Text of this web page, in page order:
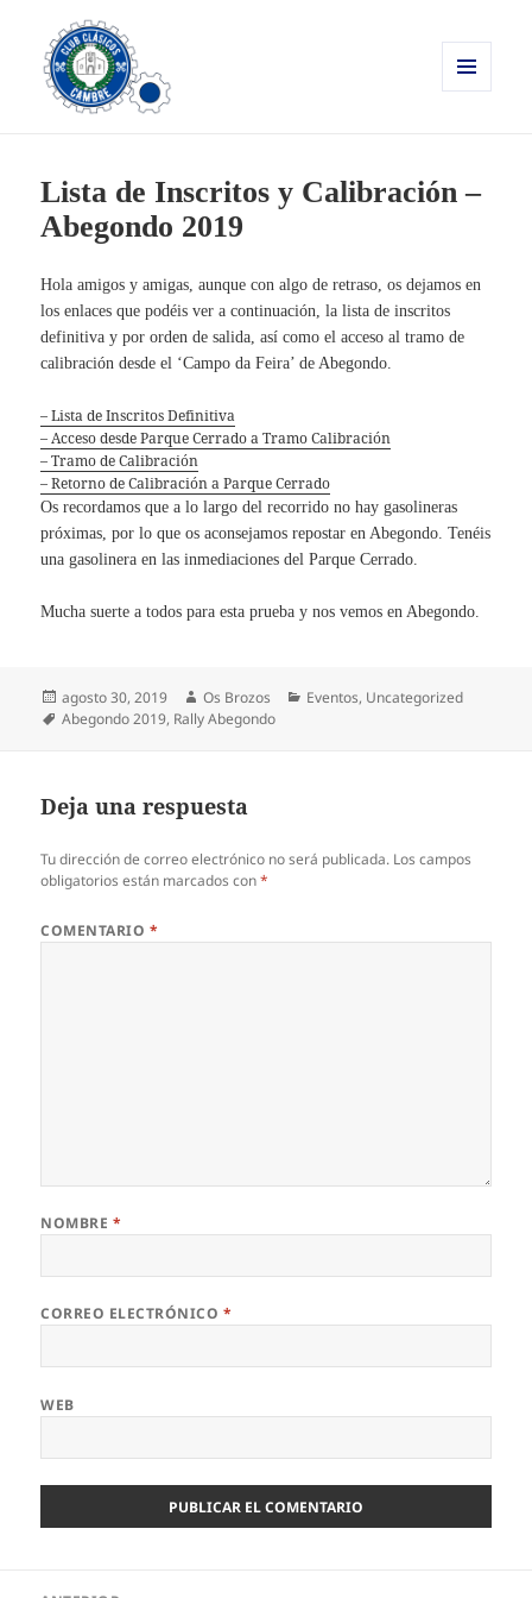
Lista de Inscritos y Calibración –
Abegondo 2019
Hola amigos y amigas, aunque con algo de retraso, os dejamos en
los enlaces que podéis ver a continuación, la lista de inscritos
definitiva y por orden de salida, así como el acceso al tramo de
calibración desde el ‘Campo da Feira’ de Abegondo.
– Lista de Inscritos Definitiva
– Acceso desde Parque Cerrado a Tramo Calibración
– Tramo de Calibración
– Retorno de Calibración a Parque Cerrado
Os recordamos que a lo largo del recorrido no hay gasolineras
próximas, por lo que os aconsejamos repostar en Abegondo. Tenéis
una gasolinera en las inmediaciones del Parque Cerrado.
Mucha suerte a todos para esta prueba y nos vemos en Abegondo.
Publicado
el
agosto 30, 2019 Autor
Os Brozos Categorías
Eventos, Uncategorized
Etiquetas
Abegondo 2019, Rally Abegondo
Deja una respuesta
Tu dirección de correo electrónico no será publicada. Los campos
obligatorios están marcados con*
COMENTARIO *
NOMBRE *
CORREO ELECTRÓNICO *
WEB